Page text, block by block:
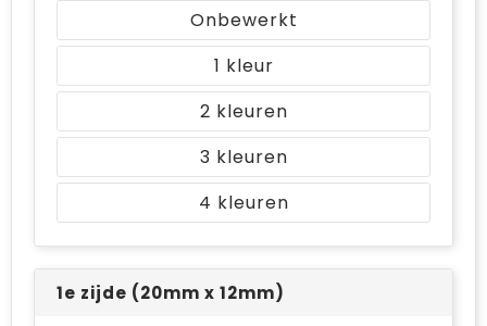
Onbewerkt
1
2
3
4
1e zijde (20mm x 12mm)